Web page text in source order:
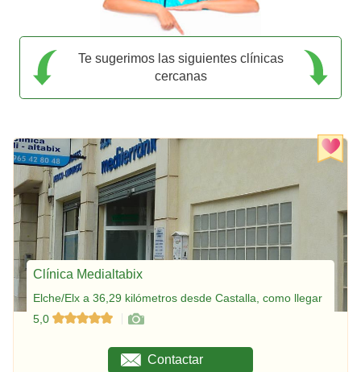
Te sugerimos las siguientes clínicas
cercanas
Clínica Medialtabix
Elche/Elx a 36,29 kilómetros desde Castalla, como llegar
5,0
Contactar